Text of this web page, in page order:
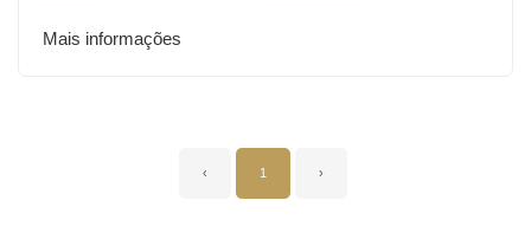
Mais informações
‹ 1 ›